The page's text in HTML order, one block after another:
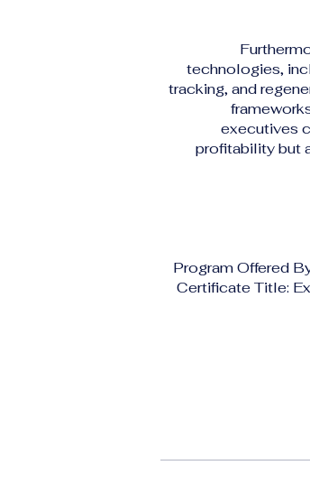
technologies,
tracking, and
executives
profitability but
Program Offered
Certificate Title: